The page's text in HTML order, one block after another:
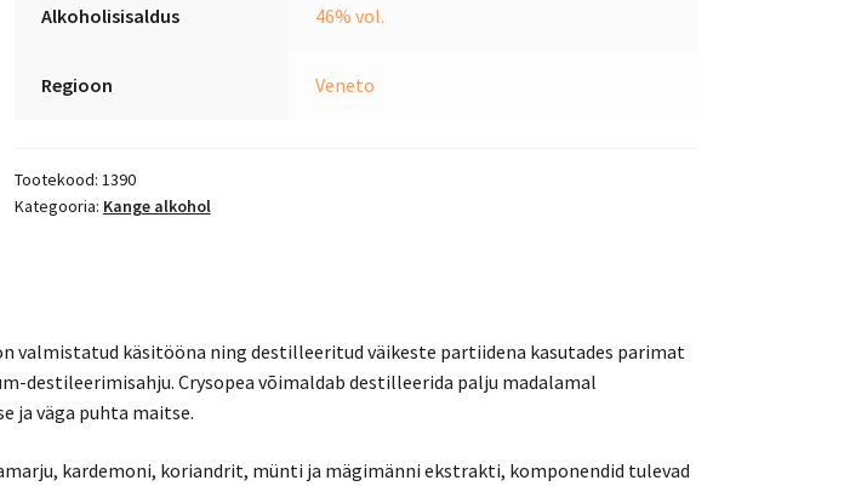
Alkoholisisaldus 46% vol.
Regioon Veneto
Tootekood: 1390
Kategooria: Kange alkohol
valmistatud käsitööna ning destilleeritud väikeste partiidena kasutades parimat
destileerimisahju. Crysopea võimaldab destilleerida palju madalamal
ja väga puhta maitse.
kardemoni, koriandrit, münti ja mägimänni ekstrakti, komponendid tulevad